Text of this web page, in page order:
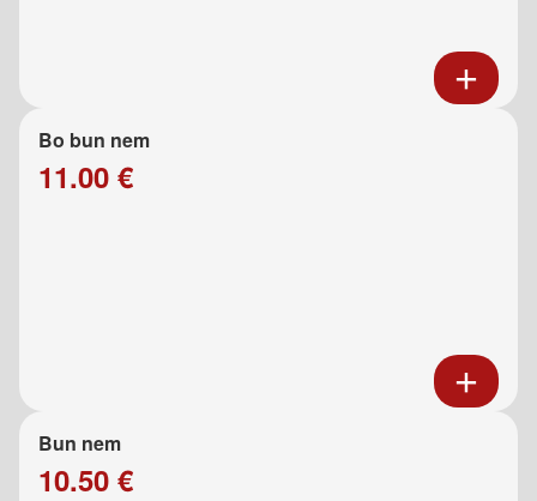
Bo bun nem
11.00 €
Bun nem
10.50 €